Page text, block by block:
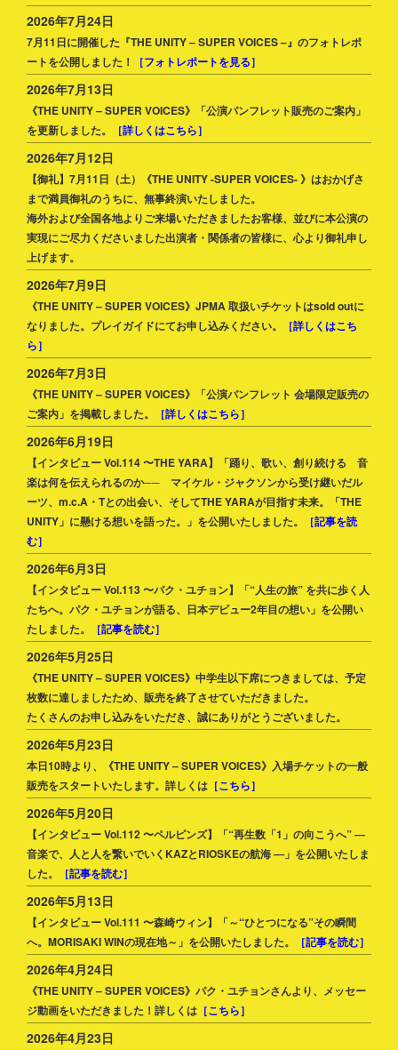
2026年7月24日
7月11日に開催した『THE UNITY – SUPER VOICES –』のフォトレポ
ートを公開しました！
［フォトレポートを見る］
2026年7月13日
《THE UNITY – SUPER VOICES》「公演パンフレット販売のご案内」
を更新しました。
［詳しくはこちら］
2026年7月12日
【御礼】7月11日（土）《THE UNITY -SUPER VOICES- 》はおかげさ
まで満員御礼のうちに、無事終演いたしました。
海外および全国各地よりご来場いただきましたお客様、並びに本公演の
実現にご尽力くださいました出演者・関係者の皆様に、心より御礼申し
上げます。
2026年7月9日
《THE UNITY – SUPER VOICES》JPMA 取扱いチケットはsold outに
なりました。プレイガイドにてお申し込みください。
［詳しくはこち
ら］
2026年7月3日
《THE UNITY – SUPER VOICES》「公演パンフレット 会場限定販売の
ご案内」を掲載しました。
［詳しくはこちら］
2026年6月19日
【インタビュー Vol.114 〜THE YARA】「踊り、歌い、創り続ける 音
楽は何を伝えられるのか── マイケル・ジャクソンから受け継いだル
ーツ、m.c.A・Tとの出会い、そしてTHE YARAが目指す未来。「THE
UNITY」に懸ける想いを語った。」を公開いたしました。
［記事を読
む］
2026年6月3日
【インタビュー Vol.113 〜パク・ユチョン】「“人生の旅” を共に歩く人
たちへ。パク・ユチョンが語る、日本デビュー2年目の想い」を公開い
たしました。
［記事を読む］
2026年5月25日
《THE UNITY – SUPER VOICES》中学生以下席につきましては、予定
枚数に達しましたため、販売を終了させていただきました。
たくさんのお申し込みをいただき、誠にありがとうございました。
2026年5月23日
本日10時より、《THE UNITY – SUPER VOICES》入場チケットの一般
販売をスタートいたします。詳しくは ［こちら］
2026年5月20日
【インタビュー Vol.112 〜ペルピンズ】「“再生数「1」の向こうへ” ―
音楽で、人と人を繋いでいくKAZとRIOSKEの航海 ―」を公開いたしま
した。
［記事を読む］
2026年5月13日
【インタビュー Vol.111 〜森崎ウィン】「～“ひとつになる”その瞬間
へ。MORISAKI WINの現在地～」を公開いたしました。
［記事を読む］
2026年4月24日
《THE UNITY – SUPER VOICES》パク・ユチョンさんより、メッセー
ジ動画をいただきました！詳しくは ［こちら］
2026年4月23日